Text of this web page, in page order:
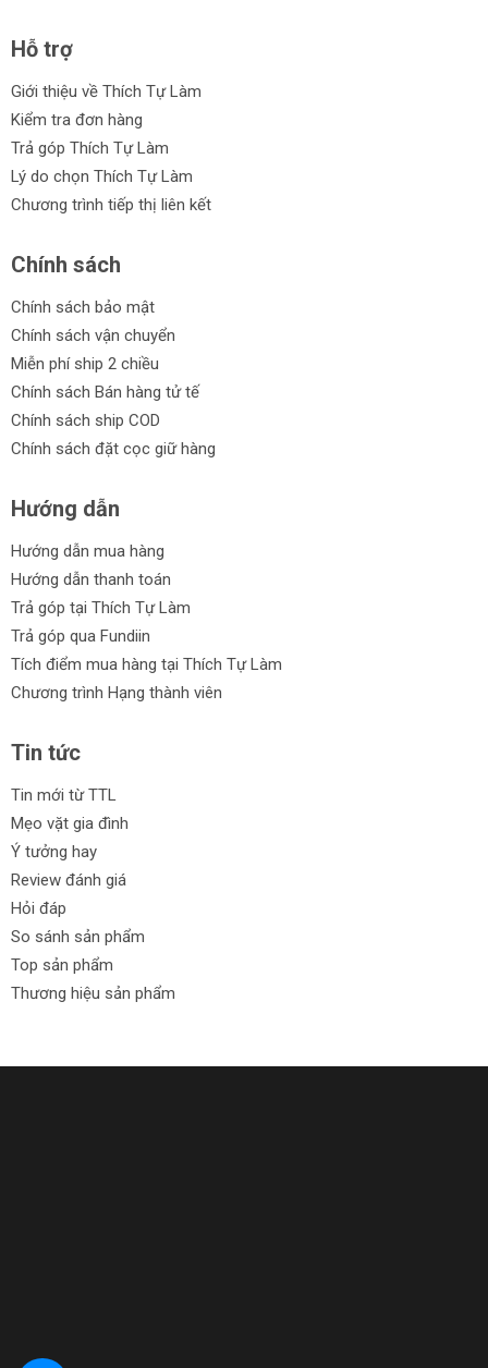
Hỗ trợ
Giới thiệu về Thích Tự Làm
Kiểm tra đơn hàng
Trả góp Thích Tự Làm
Lý do chọn Thích Tự Làm
Chương trình tiếp thị liên kết
Chính sách
Chính sách bảo mật
Chính sách vận chuyển
Miễn phí ship 2 chiều
Chính sách Bán hàng tử tế
Chính sách ship COD
Chính sách đặt cọc giữ hàng
Hướng dẫn
Hướng dẫn mua hàng
Hướng dẫn thanh toán
Trả góp tại Thích Tự Làm
Trả góp qua Fundiin
Tích điểm mua hàng tại Thích Tự Làm
Chương trình Hạng thành viên
Tin tức
Tin mới từ TTL
Mẹo vặt gia đình
Ý tưởng hay
Review đánh giá
Hỏi đáp
So sánh sản phẩm
Top sản phẩm
Thương hiệu sản phẩm